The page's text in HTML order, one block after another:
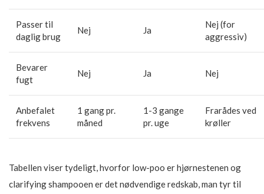
Passer til
daglig brug
Nej Ja
Nej (for
aggressiv)
Bevarer
fugt
Nej Ja Nej
Anbefalet
frekvens
1 gang pr.
måned
1-3 gange
pr. uge
Frarådes ved
krøller
Tabellen viser tydeligt, hvorfor low-poo er hjørnestenen og
clarifying shampooen er det nødvendige redskab, man tyr til